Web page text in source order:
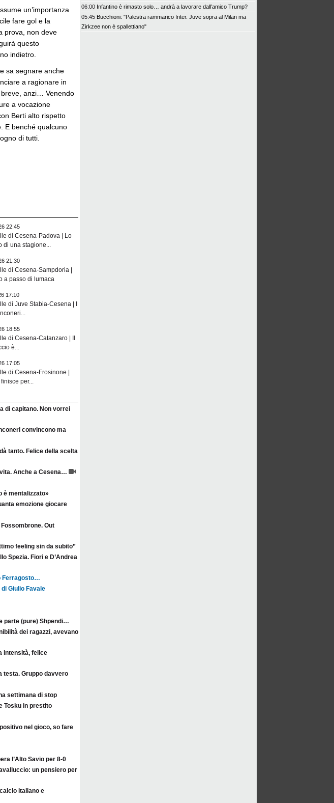
un’importanza
fare gol e la
prova, non deve
questo
indietro.
sa segnare anche
a ragionare in
breve, anzi… Venendo
a vocazione
Berti alto rispetto
E benché qualcuno
di tutti.
22:45
di Cesena-Padova | Lo
di una stagione...
21:30
di Cesena-Sampdoria |
a passo di lumaca
17:10
di Juve Stabia-Cesena | I
18:55
di Cesena-Catanzaro | Il
è...
17:05
di Cesena-Frosinone |
per...
di capitano. Non vorrei
convincono ma
tanto. Felice della scelta
Anche a Cesena…
è mentalizzato»
emozione giocare
Out
feeling sin da subito”
Spezia. Fiori e D’Andrea
Ferragosto…
di Giulio Favale
parte (pure) Shpendi…
dei ragazzi, avevano
intensità, felice
testa. Gruppo davvero
settimana di stop
Tosku in prestito
nel gioco, so fare
l’Alto Savio per 8-0
un pensiero per
italiano e
06:00 Infantino è rimasto solo… andrà a lavorare dall’amico Trump?
05:45 Bucchioni: "Palestra rammarico Inter. Juve sopra al Milan ma
Zirkzee non è spallettiano"